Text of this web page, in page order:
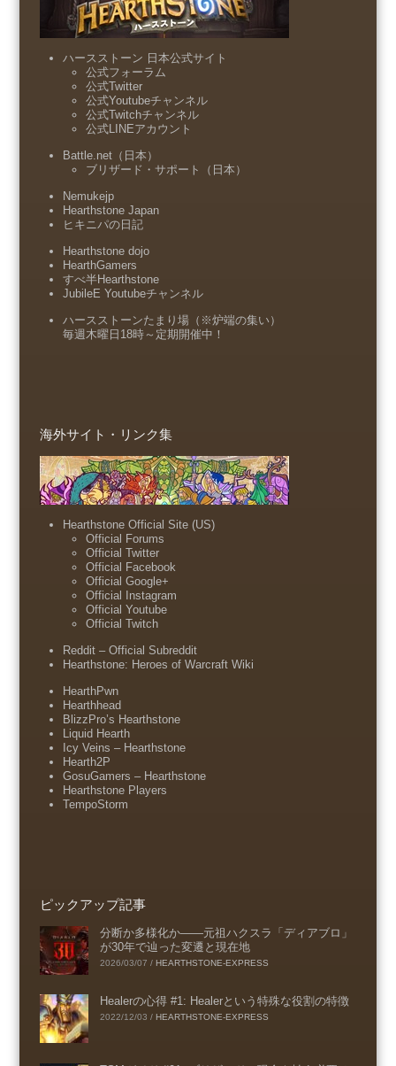
ハースストーン 日本公式サイト
公式フォーラム
公式Twitter
公式Youtubeチャンネル
公式Twitchチャンネル
公式LINEアカウント
Battle.net（日本）
ブリザード・サポート（日本）
Nemukejp
Hearthstone Japan
ヒキニパの日記
Hearthstone dojo
HearthGamers
すべ半Hearthstone
JubileE Youtubeチャンネル
ハースストーンたまり場（※炉端の集い）
毎週木曜日18時～定期開催中！
海外サイト・リンク集
Hearthstone Official Site (US)
Official Forums
Official Twitter
Official Facebook
Official Google+
Official Instagram
Official Youtube
Official Twitch
Reddit – Official Subreddit
Hearthstone: Heroes of Warcraft Wiki
HearthPwn
Hearthhead
BlizzPro’s Hearthstone
Liquid Hearth
Icy Veins – Hearthstone
Hearth2P
GosuGamers – Hearthstone
Hearthstone Players
TempoStorm
ピックアップ記事
分断か多様化か――元祖ハクスラ「ディアブロ」
が30年で辿った変遷と現在地
2026/03/07 / HEARTHSTONE-EXPRESS
Healerの心得 #1: Healerという特殊な役割の特徴
2022/12/03 / HEARTHSTONE-EXPRESS